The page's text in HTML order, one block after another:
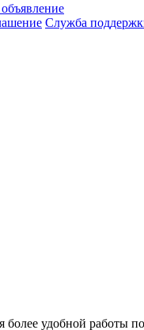
Служба
удобной работы